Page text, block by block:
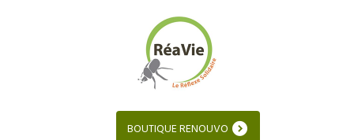
BOUTIQUE RENOUVO